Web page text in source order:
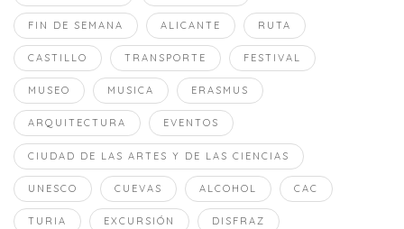
FIN DE SEMANA ALICANTE RUTA
CASTILLO TRANSPORTE FESTIVAL
MUSEO MUSICA ERASMUS
ARQUITECTURA EVENTOS
CIUDAD DE LAS ARTES Y DE LAS CIENCIAS
UNESCO CUEVAS ALCOHOL CAC
TURIA EXCURSIÓN DISFRAZ